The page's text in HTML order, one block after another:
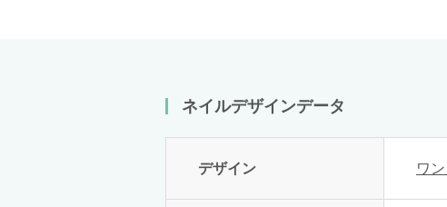
ネイルデザインデータ
デザイン ワ